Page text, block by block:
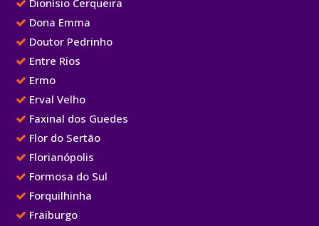
Dionísio Cerqueira
Dona Emma
Doutor Pedrinho
Entre Rios
Ermo
Erval Velho
Faxinal dos Guedes
Flor do Sertão
Florianópolis
Formosa do Sul
Forquilhinha
Fraiburgo